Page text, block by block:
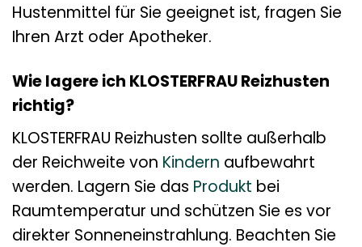
Hustenmittel für Sie geeignet ist, fragen Sie
Ihren Arzt oder Apotheker.
Wie lagere ich KLOSTERFRAU Reizhusten
richtig?
KLOSTERFRAU Reizhusten sollte außerhalb
der Reichweite von Kindern aufbewahrt
werden. Lagern Sie das Produkt bei
Raumtemperatur und schützen Sie es vor
direkter Sonneneinstrahlung. Beachten Sie